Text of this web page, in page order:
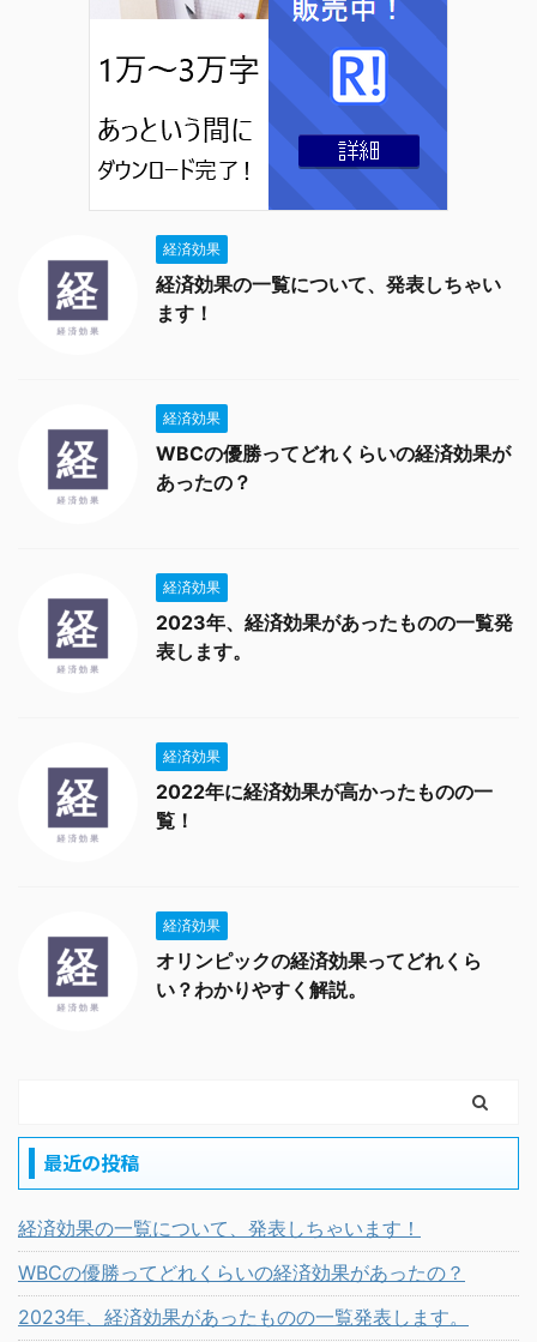
経済効果
経済効果の一覧について、発表しちゃい
ます！
経済効果
WBCの優勝ってどれくらいの経済効果が
あったの？
経済効果
2023年、経済効果があったものの一覧発
表します。
経済効果
2022年に経済効果が高かったものの一
覧！
経済効果
オリンピックの経済効果ってどれくら
い？わかりやすく解説。
最近の投稿
経済効果の一覧について、発表しちゃいます！
WBCの優勝ってどれくらいの経済効果があったの？
2023年、経済効果があったものの一覧発表します。